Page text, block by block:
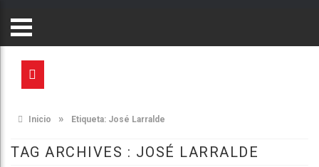
Inicio » Etiqueta: José Larralde
TAG ARCHIVES : JOSÉ LARRALDE